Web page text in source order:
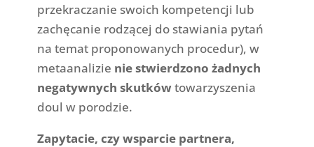
przekraczanie swoich kompetencji lub
zachęcanie rodzącej do stawiania pytań
na temat proponowanych procedur), w
metaanalizie nie stwierdzono żadnych
negatywnych skutkówtowarzyszenia
doul w porodzie.
Zapytacie, czy wsparcie partnera,